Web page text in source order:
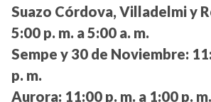
Suazo Córdova, Villadelmi y
5:00 p. m. a 5:00 a. m.
Sempe y 30 de Noviembre:
p. m.
Aurora: 11:00 p. m. a 1:00 p. m.